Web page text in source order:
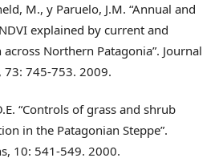
M., y Paruelo, J.M. “Annual and
explained by current and
Northern Patagonia”. Journal
745-753. 2009.
“Controls of grass and shrub
in the Patagonian Steppe”.
10: 541-549. 2000.